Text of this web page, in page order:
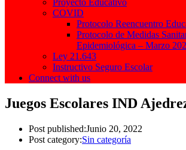
Proyecto Educativo
COVID
Protocolo Reencuentro
Protocolo de Medidas
Epidemiológica – Marzo
Ley 21.643
Instructivo Seguro Escolar
Connect with us
Juegos Escolares IND
Post published:Junio 20, 2022
Post category:Sin categoría